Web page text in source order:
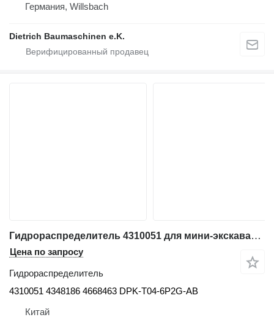
Германия, Willsbach
Dietrich Baumaschinen e.K.
Гидрораспределитель 4310051 для мини-экскаватора Hitachi EX55 EX55UR ZX60 ZX60USB-3-5
Цена по запросу
Гидрораспределитель
4310051 4348186 4668463 DPK-T04-6P2G-AB
Китай